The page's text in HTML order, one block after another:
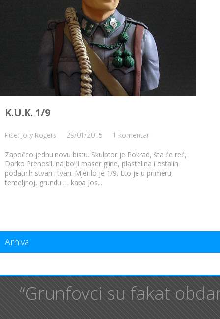
K.U.K. 1/9
Piše: Jolly Rogers 29/01/2015 1 komentar
Započeo jednu novu bistu. Skulptor je Pokrad, šta će reć,
Darko Prenosil, najbolji maser gline, plastelina i ostalih
podatnih stvari i tvari. Mjerilo je 1/9. Eto je u primeru,
temeljnoj, grundu … kapa jos...
Arhiva
“Grunfovci su fakat